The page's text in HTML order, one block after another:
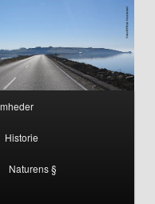
Historie
Naturens §